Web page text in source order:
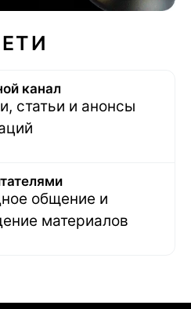
канал
статьи и анонсы
общение и
материалов